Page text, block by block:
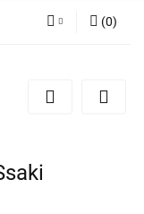
się
(0)